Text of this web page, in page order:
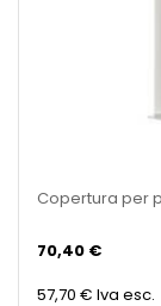
Copertura per
70,40 €
57,70 € Iva esc.